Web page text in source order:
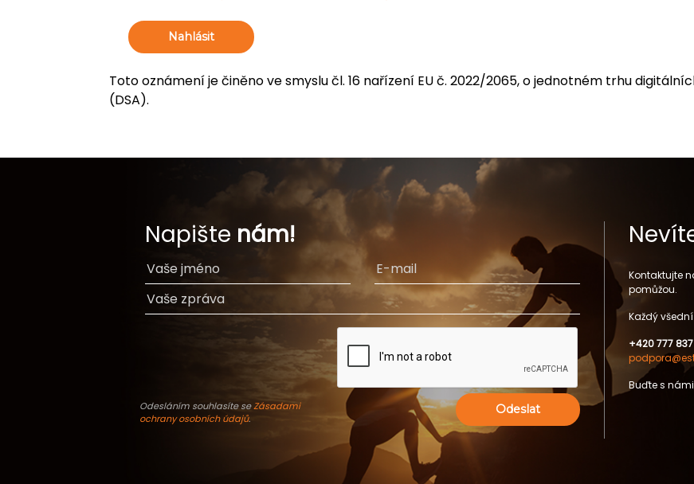
Nahlásit
Toto oznámení je činěno ve smyslu čl. 16 nařízení EU č. 2022/2065, o jednotném trhu
(DSA).
Napište nám!
Odesláním souhlasíte seZásadami
ochrany osobních údajů.
Odeslat
Kontaktujte
pomůžou.
Každý
+420 777
Buďte s